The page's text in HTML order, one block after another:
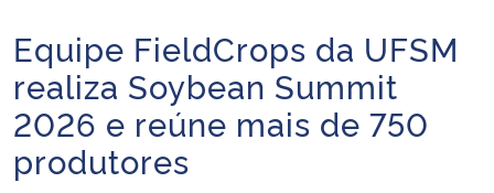
Ministério da Infraestrutura
Ministério da Agricultura, Pecuária e Abastecimento
Ministério da Educação
Início do conteúdo
Equipe FieldCrops da UFSM
realiza Soybean Summit
2026 e reúne mais de 750
produtores